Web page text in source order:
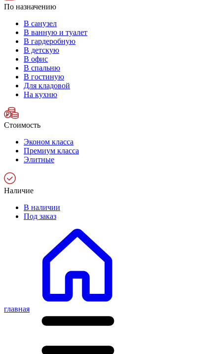
По назначению
В санузел
В ванную и туалет
В гардеробную
В детскую
В офис
В спальню
В гостиную
Для кладовой
На кухню
Стоимость
Эконом класса
Премиум класса
Элитные
Наличие
В наличии
Под заказ
главная